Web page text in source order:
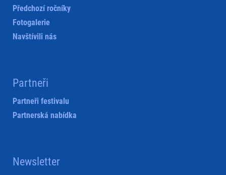
Předchozí ročníky
Fotogalerie
Navštívili nás
Partneři
Partneři festivalu
Partnerská nabídka
Newsletter